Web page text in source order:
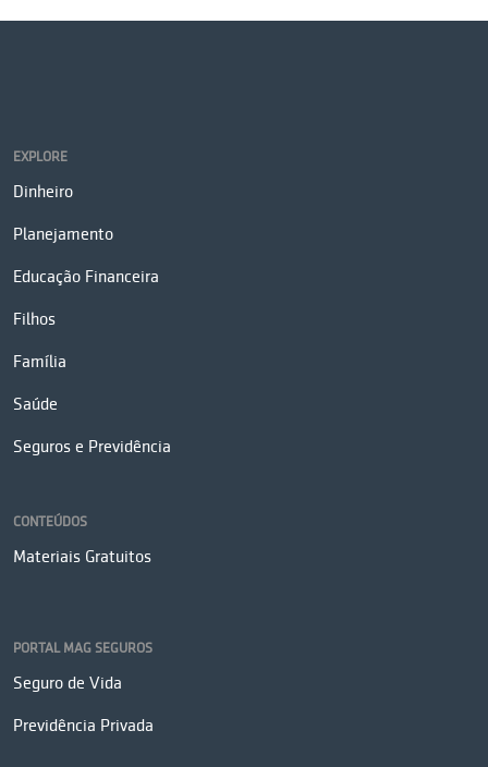
EXPLORE
Dinheiro
Planejamento
Educação Financeira
Filhos
Família
Saúde
Seguros e Previdência
CONTEÚDOS
Materiais Gratuitos
PORTAL MAG SEGUROS
Seguro de Vida
Previdência Privada